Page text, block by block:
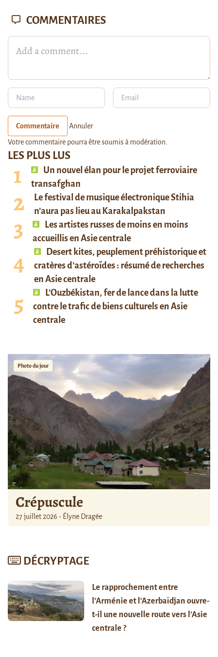
LES PLUS LUS
Un nouvel élan pour le projet ferroviaire
transafghan
Le festival de musique électronique Stihia
n’aura pas lieu au Karakalpakstan
Les artistes russes de moins en moins
accueillis en Asie centrale
Desert kites, peuplement préhistorique et
cratères d’astéroïdes : résumé de recherches
en Asie centrale
L’Ouzbékistan, fer de lance dans la lutte
contre le trafic de biens culturels en Asie
centrale
Photo du jour
Crépuscule
27 juillet 2026 - Élyne Dragée
DÉCRYPTAGE
Le rapprochement entre
l’Arménie et l’Azerbaïdjan ouvre-
t-il une nouvelle route vers l’Asie
centrale ?
COMMENTAIRES
Commentaire Annuler
Votre commentaire pourra être soumis à modération.